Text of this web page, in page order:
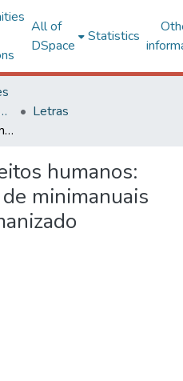
All of
DSpace
Statistics
Letras e Artes
Letras
Midiativismo e direitos humanos: análise discursiva de minimanuais de jornalismo humanizado
humanos:
minimanuais